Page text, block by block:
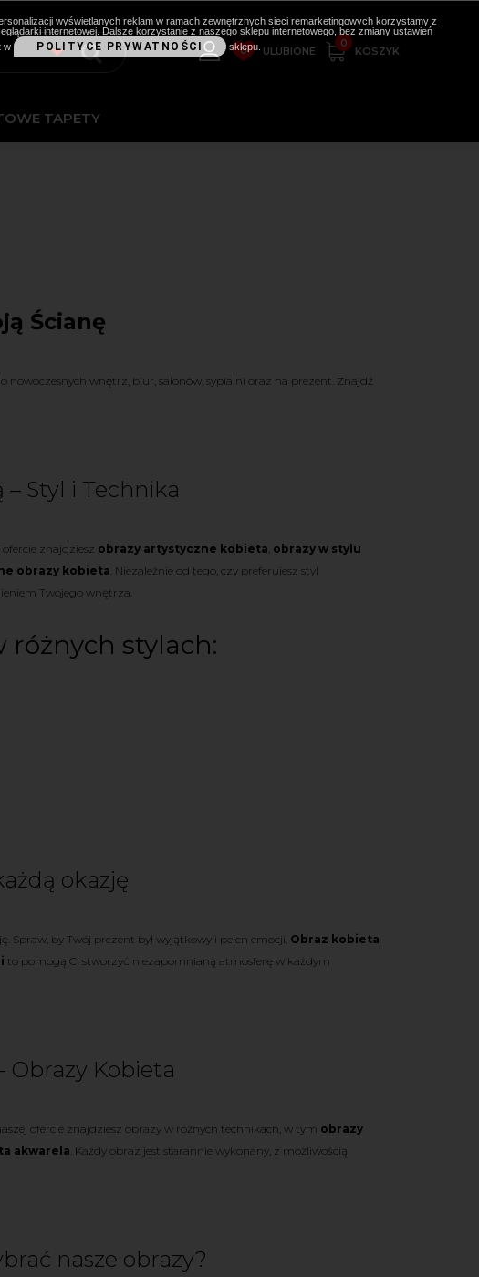
0 ULUBIONE
0
KOSZYK
TAPETY
Ścianę
wnętrz, biur, salonów, sypialni oraz na prezent. Znajdź
Styl i Technika
ofercie znajdziesz obrazy artystyczne kobieta, obrazy w stylu
obrazy kobieta. Niezależnie od tego, czy preferujesz styl
Twojego wnętrza.
różnych stylach:
okazję
Spraw, by Twój prezent był wyjątkowy i pełen emocji. Obraz kobieta
to pomogą Ci stworzyć niezapomnianą atmosferę w każdym
Obrazy Kobieta
ofercie znajdziesz obrazy w różnych technikach, w tym obrazy
akwarela. Każdy obraz jest starannie wykonany, z możliwością
nasze obrazy?
wyświetlanych reklam w ramach zewnętrznych sieci remarketingowych korzystamy z
internetowej. Dalsze korzystanie z naszego sklepu internetowego, bez zmiany ustawień
w
POLITYCE PRYWATNOŚCI sklepu.